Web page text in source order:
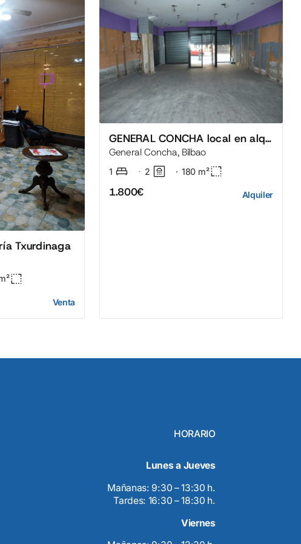
Txurdinaga
Venta
GENERAL CONCHA local en alquiler
General Concha, Bilbao
1 · 2 · 180 m²
1.800€ Alquiler
HORARIO
Lunes a Jueves
Mañanas: 9:30 – 13:30 h.
Tardes: 16:30 – 18:30 h.
Viernes